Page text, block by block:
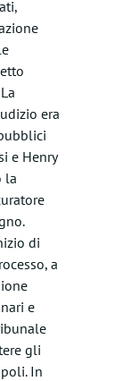
era
e Henry
la
di
a
e
gli
In